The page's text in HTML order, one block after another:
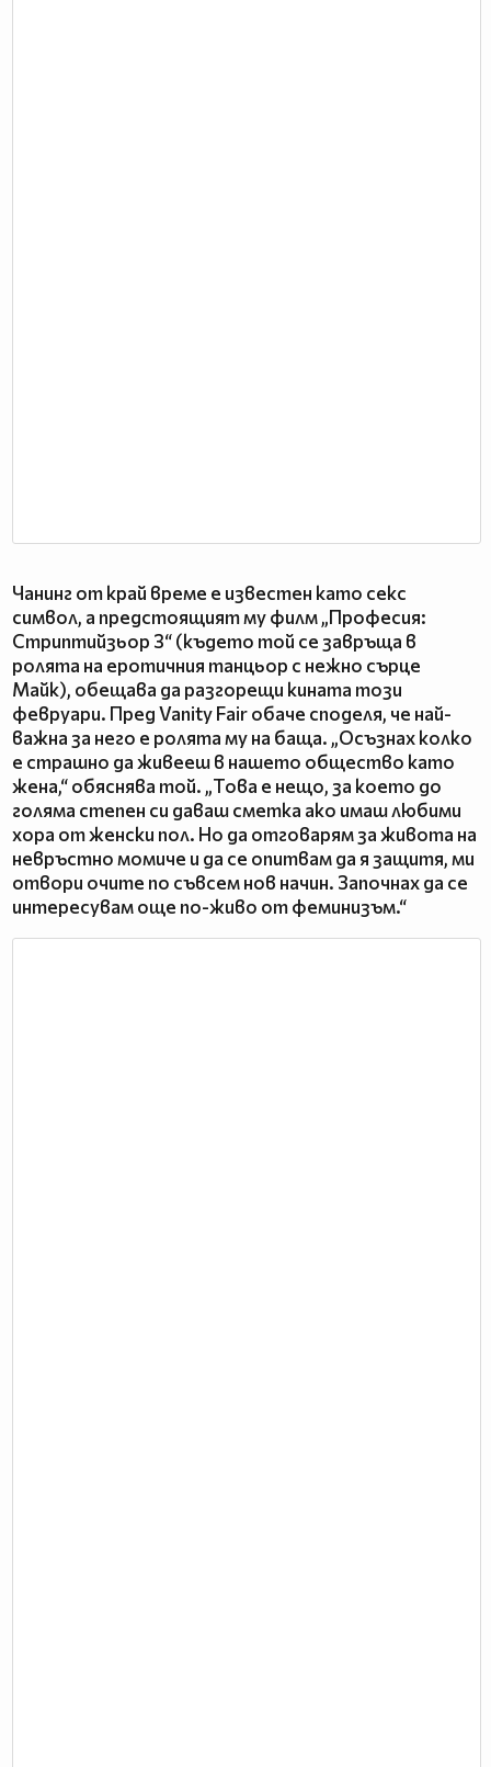
Чанинг от край време е известен като секс
символ, а предстоящият му филм „Професия:
Стриптийзьор 3“ (където той се завръща в
ролята на еротичния танцьор с нежно сърце
Майк), обещава да разгорещи кината този
февруари. Пред Vanity Fair обаче споделя, че най-
важна за него е ролята му на баща. „Осъзнах колко
е страшно да живееш в нашето общество като
жена,“ обяснява той. „Това е нещо, за което до
голяма степен си даваш сметка ако имаш любими
хора от женски пол. Но да отговарям за живота на
невръстно момиче и да се опитвам да я защитя, ми
отвори очите по съвсем нов начин. Започнах да се
интересувам още по-живо от феминизъм.“